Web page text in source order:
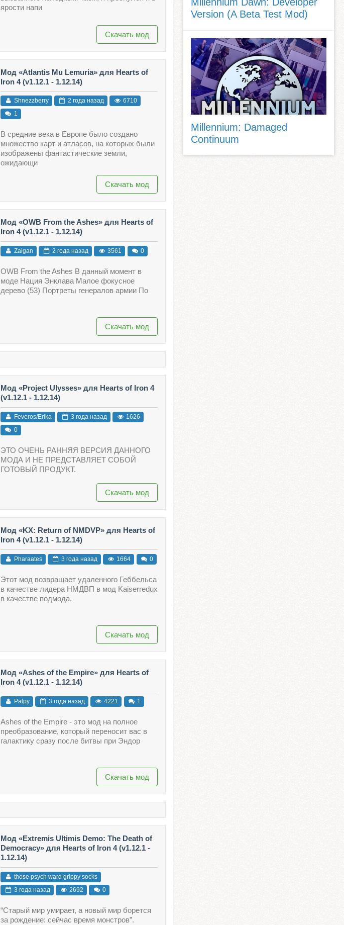
ярости напи
Скачать мод
Мод «Atlantis Mu Lemuria» для Hearts of
Iron 4 (v1.12.1 - 1.12.14)
Shnezzberry 2 года назад
6710
1
В средние века в Европе было создано
множество карт и атласов, на которых были
изображены фантастические земли,
ожидающи
Скачать мод
Мод «OWB From the Ashes» для Hearts of
Iron 4 (v1.12.1 - 1.12.14)
Zaigan 2 года назад 3561 0
OWB From the Ashes В данный момент в
моде Нация Энклава Малое фокусное
дерево (53) Портреты генералов армии По
Скачать мод
Мод «Project Ulysses» для Hearts of Iron 4
(v1.12.1 - 1.12.14)
Feveros/Erika 3 года назад
1626
0
ЭТО ОЧЕНЬ РАННЯЯ ВЕРСИЯ ДАННОГО
МОДА И НЕ ПРЕДСТАВЛЯЕТ СОБОЙ
ГОТОВЫЙ ПРОДУКТ.
Скачать мод
Мод «KX: Return of NMDVP» для Hearts of
Iron 4 (v1.12.1 - 1.12.14)
Pharaates 3 года назад 1664 0
Этот мод возвращает удаленного Геббельса
в качестве лидера НМДВП в мод Kaiserredux
в качестве подмода.
Скачать мод
Мод «Ashes of the Empire» для Hearts of
Iron 4 (v1.12.1 - 1.12.14)
Palpy 3 года назад 4221 1
Ashes of the Empire - это мод на полное
преобразование, который переносит вас в
галактику сразу после битвы при Эндор
Скачать мод
Мод «Extremis Ultimis Demo: The Death of
Democracy» для Hearts of Iron 4 (v1.12.1 -
1.12.14)
those psych ward grippy socks
3 года назад
2692 0
“Старый мир умирает, а новый мир борется
за рождение: сейчас время монстров”.
Version (A Beta Test Mod)
Millennium: Damaged
Continuum